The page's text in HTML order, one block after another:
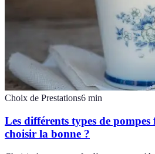
Choix de Prestations6 min
Les différents types de
choisir la bonne ?